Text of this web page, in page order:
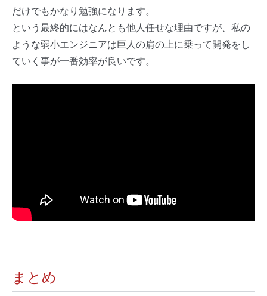
だけでもかなり勉強になります。
という最終的にはなんとも他人任せな理由ですが、私の
ような弱小エンジニアは巨人の肩の上に乗って開発をし
ていく事が一番効率が良いです。
まとめ